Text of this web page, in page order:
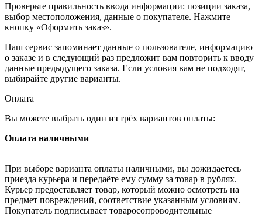
Проверьте правильность ввода информации: позиции заказа,
выбор местоположения, данные о покупателе. Нажмите
кнопку «Оформить заказ».
Наш сервис запоминает данные о пользователе, информацию
о заказе и в следующий раз предложит вам повторить к вводу
данные предыдущего заказа. Если условия вам не подходят,
выбирайте другие варианты.
Оплата
Вы можете выбрать один из трёх вариантов оплаты:
Оплата наличными
При выборе варианта оплаты наличными, вы дожидаетесь
приезда курьера и передаёте ему сумму за товар в рублях.
Курьер предоставляет товар, который можно осмотреть на
предмет повреждений, соответствие указанным условиям.
Покупатель подписывает товаросопроводительные